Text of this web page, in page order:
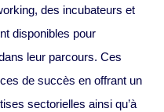
des incubateurs et
disponibles pour
leur parcours. Ces
de succès en offrant un
sectorielles ainsi qu’à